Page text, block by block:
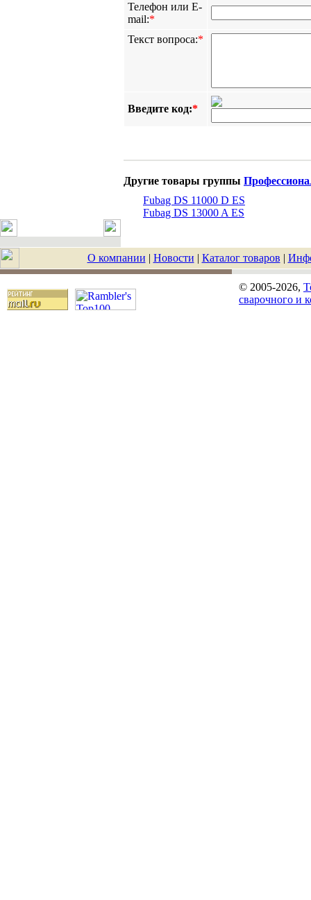
Телефон или E-
mail:*
Текст вопроса:*
Введите код:*
Другие товары группы
Fubag DS 11000 D ES
Fubag DS 13000 A ES
О компании | Новости | Каталог товаров |
© 2005-2026,
сварочного и